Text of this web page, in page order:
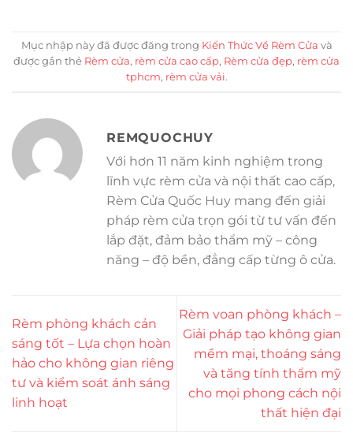
Mục nhập này đã được đăng trong Kiến Thức Về Rèm Cửa và
được gắn thẻ Rèm cửa, rèm cửa cao cấp, Rèm cửa đẹp, rèm cửa
tphcm, rèm cửa vải.
REMQUOCHUY
Với hơn 11 năm kinh nghiệm trong
lĩnh vực rèm cửa và nội thất cao cấp,
Rèm Cửa Quốc Huy mang đến giải
pháp rèm cửa trọn gói từ tư vấn đến
lắp đặt, đảm bảo thẩm mỹ – công
năng – độ bền, đẳng cấp từng ô cửa.
Rèm phòng khách cản
sáng tốt – Lựa chọn hoàn
hảo cho không gian riêng
tư và kiểm soát ánh sáng
linh hoạt
Rèm voan phòng khách –
Giải pháp tạo không gian
mềm mại, thoáng sáng
và tăng tính thẩm mỹ
cho mọi phong cách nội
thất hiện đại